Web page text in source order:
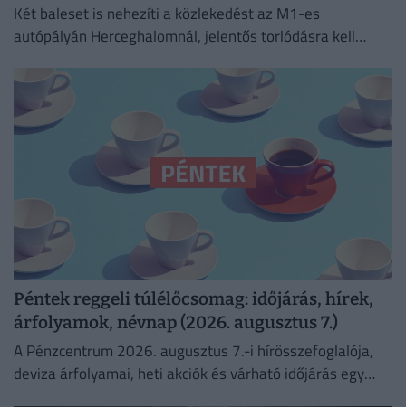
Két baleset is nehezíti a közlekedést az M1-es
autópályán Herceghalomnál, jelentős torlódásra kell
Péntek reggeli túlélőcsomag: időjárás, hírek,
árfolyamok, névnap (2026. augusztus 7.)
A Pénzcentrum 2026. augusztus 7.-i hírösszefoglalója,
deviza árfolyamai, heti akciók és várható időjárás egy